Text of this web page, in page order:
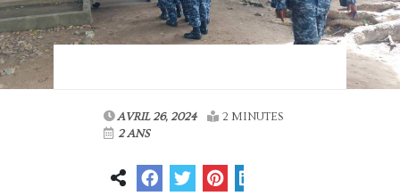
AVRIL 26, 2024
2 MINUTES
2 ANS